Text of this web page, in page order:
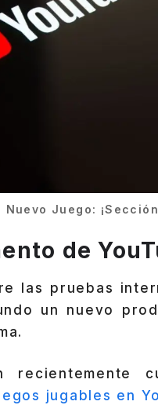
Nuevo Juego:
de
las pruebas
un nuevo
recientemente
jugables en